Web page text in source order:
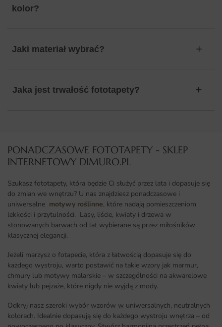
kolor?
Jaki materiał wybrać?
Jaka jest trwałość fototapety?
PONADCZASOWE FOTOTAPETY - SKLEP
INTERNETOWY DIMURO.PL​
Szukasz fototapety, która będzie Ci służyć przez lata i dopasuje się
do zmian we wnętrzu? U nas znajdziesz ponadczasowe i
uniwersalne motywy roślinne, które nadają pomieszczeniom
lekkości i przytulności. Lasy, liście, kwiaty i drzewa w
stonowanych barwach od lat wybierane są przez miłośników
klasycznej elegancji.
Jeżeli marzysz o fotapecie, która z łatwością dopasuje się do
każdego wystroju, warto postawić na takie wzory jak marmur,
chmury lub motywy malarskie – w szczególności na akwarelowe
kwiaty lub pejzaże, które nigdy nie wyjdą z mody.
Odkryj nasz szeroki wybór wzorów w uniwersalnych, neutralnych
kolorach. Idealnie dopasują się do każdego wystroju wnętrza – od